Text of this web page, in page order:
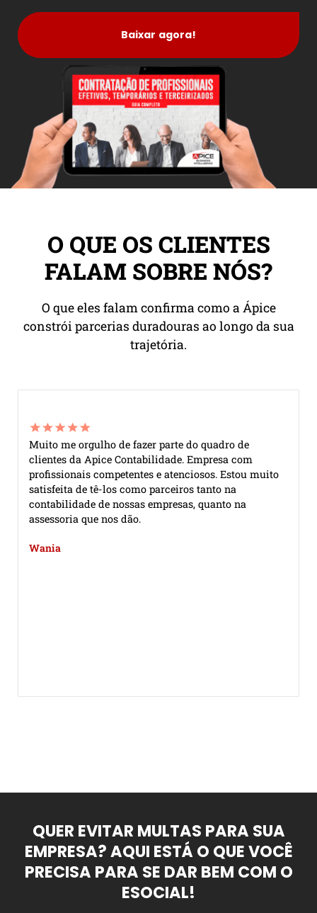
Baixar agora!
O QUE OS CLIENTES
FALAM SOBRE NÓS?
O que eles falam confirma como a Ápice
constrói parcerias duradouras ao longo da sua
trajetória.
Muito me orgulho de fazer parte do quadro de
clientes da Apice Contabilidade. Empresa com
profissionais competentes e atenciosos. Estou muito
satisfeita de tê-los como parceiros tanto na
contabilidade de nossas empresas, quanto na
assessoria que nos dão.
Wania
QUER EVITAR MULTAS PARA SUA
EMPRESA? AQUI ESTÁ O QUE VOCÊ
PRECISA PARA SE DAR BEM COM O
ESOCIAL!